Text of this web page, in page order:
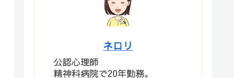
ネロリ
公認心理師
精神科病院で20年勤務。